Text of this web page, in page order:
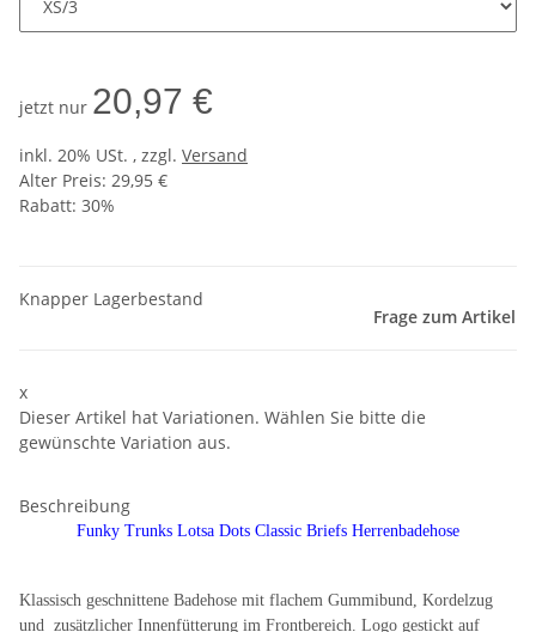
jetzt nur 20,97 €
inkl. 20% USt. , zzgl. Versand
Alter Preis: 29,95 €
Rabatt: 30%
Knapper Lagerbestand
Frage zum Artikel
x
Dieser Artikel hat Variationen. Wählen Sie bitte die
gewünschte Variation aus.
Beschreibung
Funky Trunks Lotsa Dots Classic Briefs Herrenbadehose
Klassisch geschnittene Badehose mit flachem Gummibund, Kordelzug
und zusätzlicher Innenfütterung im Frontbereich. Logo gestickt auf